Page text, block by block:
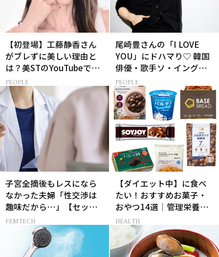
【初登場】工藤静香さん
がブレずに美しい理由と
は？美STのYouTubeでは
ALL私物の「ポーチの中
身」も大公開！
PEOPLE
尾崎豊さんの「I LOVE
YOU」にドハマり♡ 韓国
俳優・歌手ソ・イングク
さんの音楽がすべての人
生って？
PEOPLE
子宮全摘後もレスになら
なかった夫婦「性交渉は
趣味だから…」【セック
スレス AND THE CITY -女
たちの告白-】
FEMTECH
【ダイエット中】に食べ
たい！おすすめお菓子・
おやつ14選｜管理栄養士
監修
HEALTH